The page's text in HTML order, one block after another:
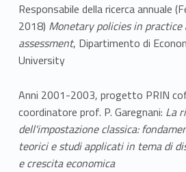
Responsabile della ricerca annuale
2018) Monetary policies in
assessment, Dipartimento di
University
Anni 2001-2003, progetto PRIN
coordinatore prof. P. Garegnani: La
dell'impostazione classica:
teorici e studi applicati in tema di
e crescita economica